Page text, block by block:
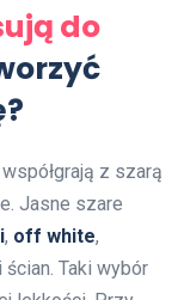
do
z szarą
Jasne szare
, off white,
Taki wybór